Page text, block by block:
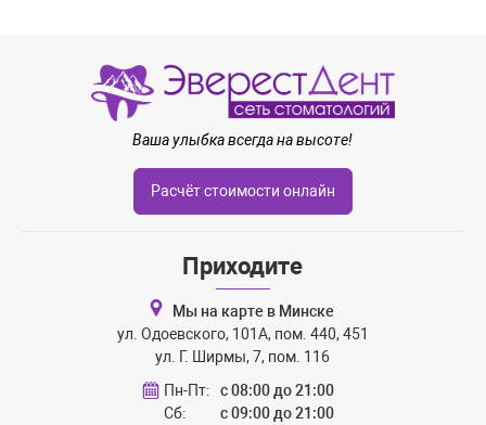
Ваша улыбка всегда на высоте!
Расчёт стоимости онлайн
Приходите
Мы на карте в Минске
ул. Одоевского, 101А, пом. 440, 451
ул. Г. Ширмы, 7, пом. 116
Пн-Пт:
с 08:00 до 21:00
Сб:
с 09:00 до 21:00